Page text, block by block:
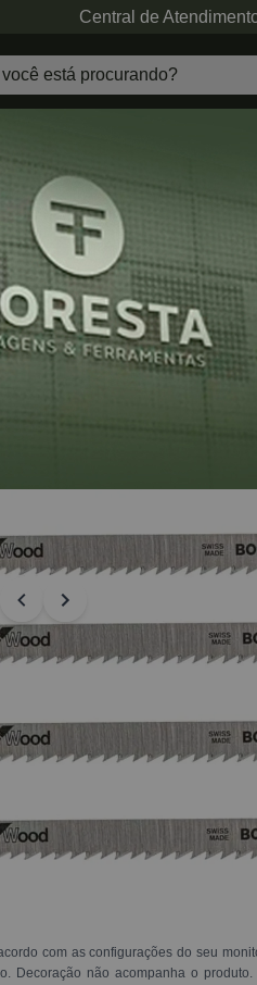
Central de
com as configurações do seu
Decoração não acompanha o